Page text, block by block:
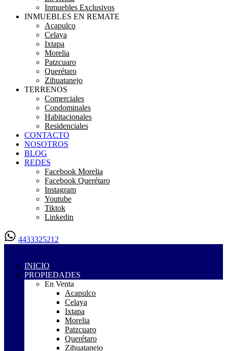
Inmuebles Exclusivos
INMUEBLES EN REMATE
Acapulco
Celaya
Ixtapa
Morelia
Patzcuaro
Querétaro
Zihuatanejo
TERRENOS
Comerciales
Condominales
Habitacionales
Residenciales
CONTACTO
NOSOTROS
BLOG
REDES
Facebook Morelia
Facebook Querétaro
Instagram
Youtube
Tiktok
Linkedin
4433325212
INICIO
PROPIEDADES
En Venta
Acapulco
Celaya
Ixtapa
Morelia
Patzcuaro
Querétaro
Zihuatanejo